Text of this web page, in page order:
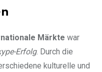
Märkte war
Erfolg. Durch die
kulturelle und